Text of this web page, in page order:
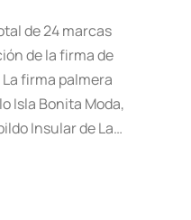
de 24 marcas
de la firma de
firma palmera
Isla Bonita Moda,
Insular de La…